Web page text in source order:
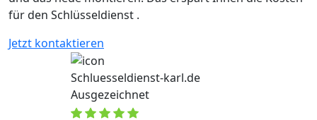
für den Schlüsseldienst .
Jetzt kontaktieren
Schluesseldienst-karl.de
Ausgezeichnet